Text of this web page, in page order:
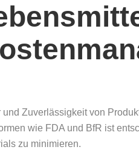
Zuverlässigkeit von
wie FDA und BfR ist
zu minimieren.